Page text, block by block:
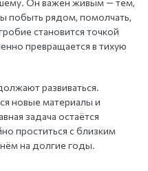
Он важен живым — тем,
побыть рядом, помолчать,
становится точкой
превращается в тихую
развиваться.
новые материалы и
задача остаётся
проститься с близким
на долгие годы.